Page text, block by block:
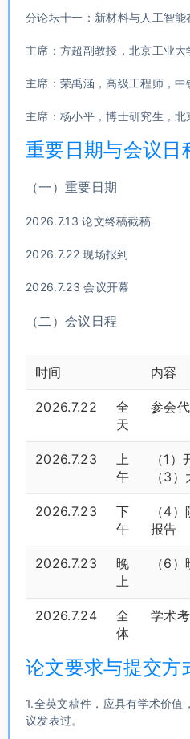
分论坛十一：新材料与人工智
主席：方超副教授，北京工业大
主席：荣禹涵，高级工程师，
主席：杨小平，博士研究生，北
重要日期与会议日
（一）重要日期
2026.7.13 论文终稿截稿
2026.7.22 现场报到
2026.7.23 会议开幕
（二）会议日程
时间 内容
2026.7.22
全
天
参会
2026.7.23
上
午
（1
（3
2026.7.23
下
午
（4
报告
2026.7.23
晚
上
（6
2026.7.24
全
体
学术
论文要求与提交方
1.全英文稿件，应具有学术价值
议发表过。